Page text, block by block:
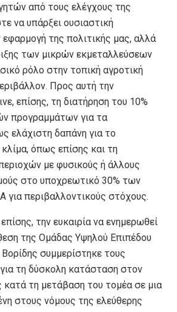
από τους ελέγχους της
να υπάρξει ουσιαστική
της πολιτικής μας, αλλά
των μικρών εκμεταλλεύσεων
ρόλο στην τοπική αγροτική
Προς αυτή την
επίσης, τη διατήρηση του 10%
προγραμμάτων για τα
ελάχιστη δαπάνη για το
όπως επίσης και τη
με φυσικούς ή άλλους
στο υποχρεωτικό 30% των
για περιβαλλοντικούς στόχους.
την ευκαιρία να ενημερωθεί
της Ομάδας Υψηλού Επιπέδου
Βορίδης συμμερίστηκε τους
τη δύσκολη κατάσταση στον
κατά τη μετάβαση του τομέα σε μια
στους νόμους της ελεύθερης